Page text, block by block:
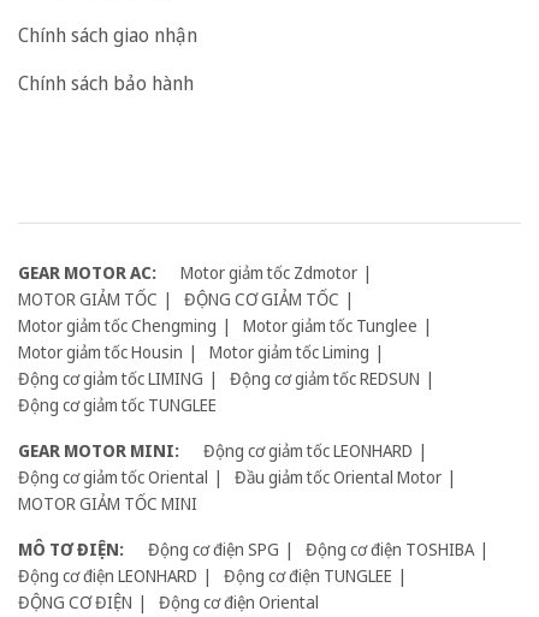
Chính sách giao nhận
Chính sách bảo hành
GEAR MOTOR AC:
Motor giảm tốc Zdmotor
MOTOR GIẢM TỐC
ĐỘNG CƠ GIẢM TỐC
Motor giảm tốc Chengming
Motor giảm tốc Tunglee
Motor giảm tốc Housin
Motor giảm tốc Liming
Động cơ giảm tốc LIMING
Động cơ giảm tốc REDSUN
Động cơ giảm tốc TUNGLEE
GEAR MOTOR MINI:
Động cơ giảm tốc LEONHARD
Động cơ giảm tốc Oriental
Đầu giảm tốc Oriental Motor
MOTOR GIẢM TỐC MINI
MÔ TƠ ĐIỆN:
Động cơ điện SPG
Động cơ điện TOSHIBA
Động cơ điện LEONHARD
Động cơ điện TUNGLEE
ĐỘNG CƠ ĐIỆN
Động cơ điện Oriental